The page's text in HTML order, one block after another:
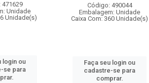
Unidade
Unidade(s)
login ou
se para
Código: 490044
Embalagem: Unidade
Caixa Com: 360 Unidade(s)
Faça seu login ou
cadastre-se para
comprar.